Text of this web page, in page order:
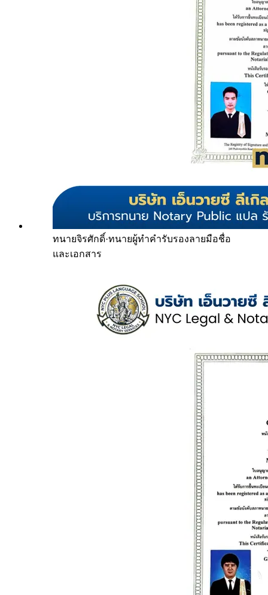
ทนายจิรศักดิ์·ทนายผู้ทำคำรับรองลายมือชื่อ
และเอกสาร